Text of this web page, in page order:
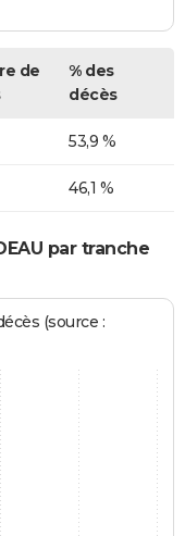
de
% des
décès
53,9 %
46,1 %
par tranche
(source :